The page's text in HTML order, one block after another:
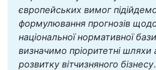
європейських вимог
формулювання прогнозів
національної нормативної
визначимо пріоритетні шляхи
розвитку вітчизняного бізнесу.